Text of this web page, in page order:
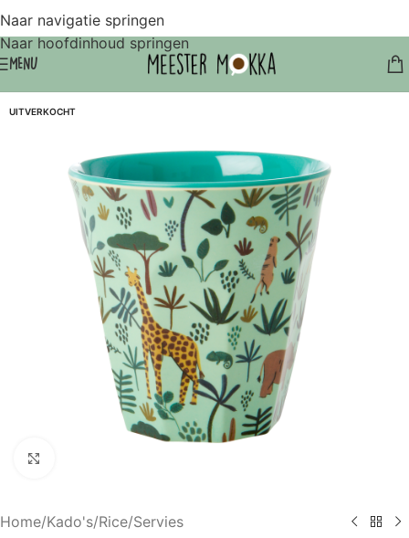
Naar navigatie springen
Naar hoofdinhoud springen
MENU
UITVERKOCHT
Home/Kado's/Rice/Servies